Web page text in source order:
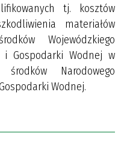
tj. kosztów
materiałów
Wojewódzkiego
i Gospodarki Wodnej w
Narodowego
Wodnej.